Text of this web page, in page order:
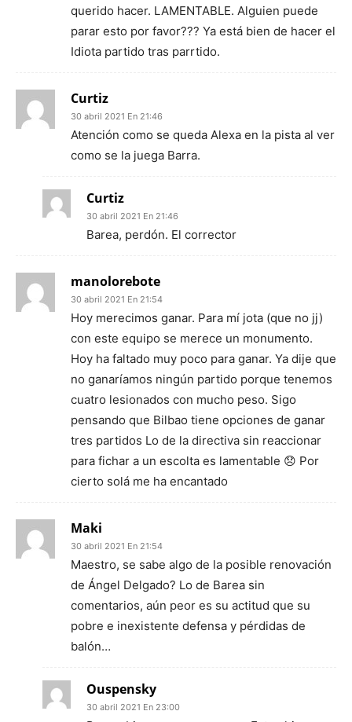
querido hacer. LAMENTABLE. Alguien puede
parar esto por favor??? Ya está bien de hacer el
Idiota partido tras parrtido.
Curtiz
30 abril 2021 En 21:46
Atención como se queda Alexa en la pista al ver
como se la juega Barra.
Curtiz
30 abril 2021 En 21:46
Barea, perdón. El corrector
manolorebote
30 abril 2021 En 21:54
Hoy merecimos ganar. Para mí jota (que no jj)
con este equipo se merece un monumento.
Hoy ha faltado muy poco para ganar. Ya dije que
no ganaríamos ningún partido porque tenemos
cuatro lesionados con mucho peso. Sigo
pensando que Bilbao tiene opciones de ganar
tres partidos Lo de la directiva sin reaccionar
para fichar a un escolta es lamentable 😞 Por
cierto solá me ha encantado
Maki
30 abril 2021 En 21:54
Maestro, se sabe algo de la posible renovación
de Ángel Delgado? Lo de Barea sin
comentarios, aún peor es su actitud que su
pobre e inexistente defensa y pérdidas de
balón…
Ouspensky
30 abril 2021 En 23:00